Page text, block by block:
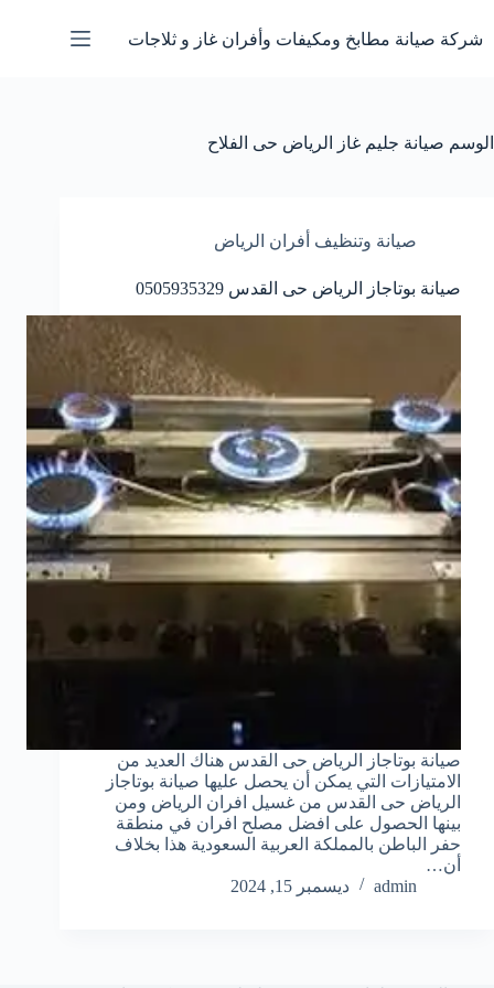
إلى
المحتوى
شركة صيانة مطابخ ومكيفات وأفران غاز و ثلاجات
الوسم صيانة جليم غاز الرياض حى الفلاح
صيانة وتنظيف أفران الرياض
صيانة بوتاجاز الرياض حى القدس 0505935329
صيانة بوتاجاز الرياض حى القدس هناك العديد من
الامتيازات التي يمكن أن يحصل عليها صيانة بوتاجاز
الرياض حى القدس من غسيل افران الرياض ومن
بينها الحصول على افضل مصلح افران في منطقة
حفر الباطن بالمملكة العربية السعودية هذا بخلاف
أن…
admin
ديسمبر 15, 2024